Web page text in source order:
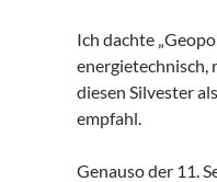
Ich dachte
energietechnisch,
diesen Silvester
empfahl.
Genauso der 11.